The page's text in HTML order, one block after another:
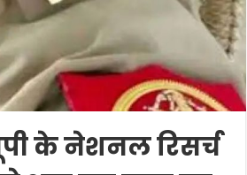
के नेशनल रिसर्च